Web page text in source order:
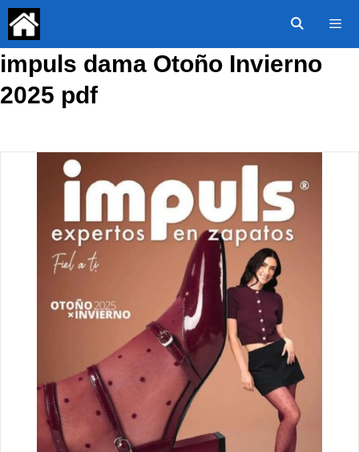
Saltar
contenido
impuls dama Otoño Invierno
2025 pdf